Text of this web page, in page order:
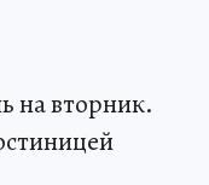
на вторник.